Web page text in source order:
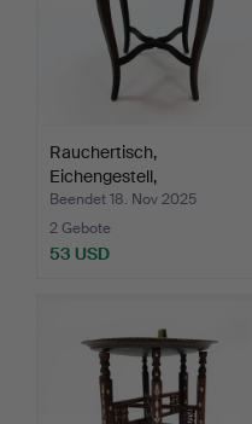
Rauchertisch,
Eichengestell,
abnehmbare Ku…
Beendet 18. Nov 2025
2 Gebote
53 USD